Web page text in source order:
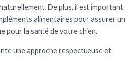
De plus, il est important
alimentaires pour assurer un
pour la santé de votre chien.
une approche respectueuse et